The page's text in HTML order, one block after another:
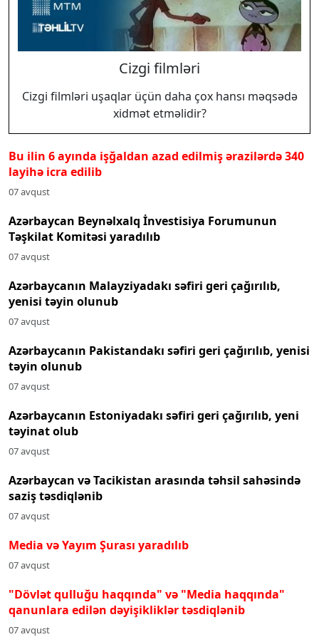
Cizgi filmləri
Cizgi filmləri uşaqlar üçün daha çox hansı məqsədə
xidmət etməlidir?
Bu ilin 6 ayında işğaldan azad edilmiş ərazilərdə 340
layihə icra edilib
07 avqust
Azərbaycan Beynəlxalq İnvestisiya Forumunun
Təşkilat Komitəsi yaradılıb
07 avqust
Azərbaycanın Malayziyadakı səfiri geri çağırılıb,
yenisi təyin olunub
07 avqust
Azərbaycanın Pakistandakı səfiri geri çağırılıb, yenisi
təyin olunub
07 avqust
Azərbaycanın Estoniyadakı səfiri geri çağırılıb, yeni
təyinat olub
07 avqust
Azərbaycan və Tacikistan arasında təhsil sahəsində
saziş təsdiqlənib
07 avqust
Media və Yayım Şurası yaradılıb
07 avqust
"Dövlət qulluğu haqqında" və "Media haqqında"
qanunlara edilən dəyişikliklər təsdiqlənib
07 avqust